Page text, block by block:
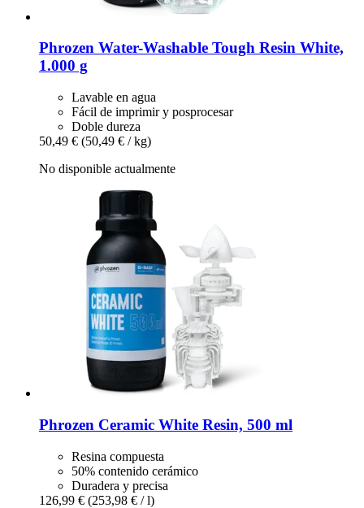
Phrozen Water-​Washable Tough Resin White,
1.000 g
Lavable en agua
Fácil de imprimir y posprocesar
Doble dureza
50,49 € (50,49 € / kg)
No disponible actualmente
Phrozen Ceramic White Resin, 500 ml
Resina compuesta
50% contenido cerámico
Duradera y precisa
126,99 € (253,98 € / l)